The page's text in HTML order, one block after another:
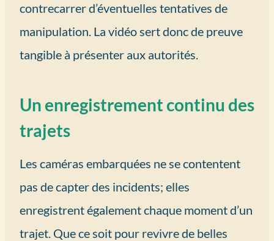
contrecarrer d’éventuelles tentatives de
manipulation. La vidéo sert donc de preuve
tangible à présenter aux autorités.
Un enregistrement continu des
trajets
Les caméras embarquées ne se contentent
pas de capter des incidents; elles
enregistrent également chaque moment d’un
trajet. Que ce soit pour revivre de belles